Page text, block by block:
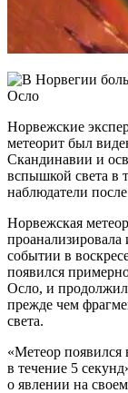
Норвежские
метеорит был
Скандинавии и
вспышкой света в
наблюдатели
Норвежская
проанализировала
событии в
появился
Осло, и
прежде чем
света.
«Метеор
в течение 5
о явлении на